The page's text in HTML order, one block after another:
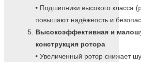
• Подшипники высокого класса
повышают надёжность и
Высокоэффективная и
конструкция ротора
• Увеличенный ротор снижает